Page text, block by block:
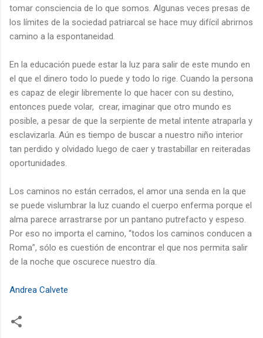
tomar consciencia de lo que somos. Algunas veces presas de
los límites de la sociedad patriarcal se hace muy difícil abrirnos
camino a la espontaneidad.
En la educación puede estar la luz para salir de este mundo en
el que el dinero todo lo puede y todo lo rige. Cuando la persona
es capaz de elegir libremente lo que hacer con su destino,
entonces puede volar, crear, imaginar que otro mundo es
posible, a pesar de que la serpiente de metal intente atraparla y
esclavizarla. Aún es tiempo de buscar a nuestro niño interior
tan perdido y olvidado luego de caer y trastabillar en reiteradas
oportunidades.
Los caminos no están cerrados, el amor una senda en la que
se puede vislumbrar la luz cuando el cuerpo enferma porque el
alma parece arrastrarse por un pantano putrefacto y espeso.
Por eso no importa el camino, “todos los caminos conducen a
Roma”, sólo es cuestión de encontrar el que nos permita salir
de la noche que oscurece nuestro día.
Andrea Calvete